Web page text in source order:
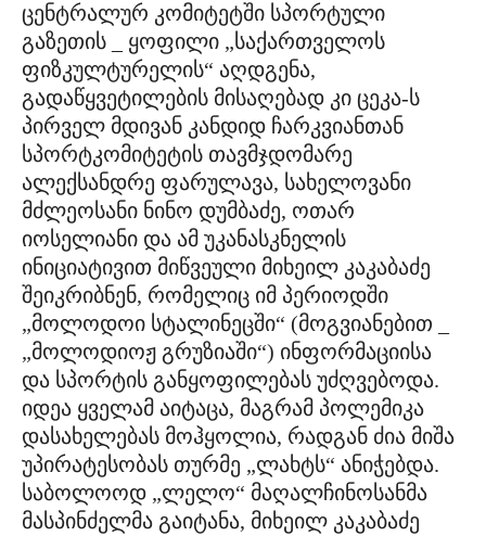
ცენტრალურ კომიტეტში სპორტული
გაზეთის _ ყოფილი „საქართველოს
ფიზკულტურელის“ აღდგენა,
გადაწყვეტილების მისაღებად კი ცეკა-ს
პირველ მდივან კანდიდ ჩარკვიანთან
სპორტკომიტეტის თავმჯდომარე
ალექსანდრე ფარულავა, სახელოვანი
მძლეოსანი ნინო დუმბაძე, ოთარ
იოსელიანი და ამ უკანასკნელის
ინიციატივით მიწვეული მიხეილ კაკაბაძე
შეიკრიბნენ, რომელიც იმ პერიოდში
„მოლოდოი სტალინეცში“ (მოგვიანებით _
„მოლოდიოჟ გრუზიაში“) ინფორმაციისა
და სპორტის განყოფილებას უძღვებოდა.
იდეა ყველამ აიტაცა, მაგრამ პოლემიკა
დასახელებას მოჰყოლია, რადგან ძია მიშა
უპირატესობას თურმე „ლახტს“ ანიჭებდა.
საბოლოოდ „ლელო“ მაღალჩინოსანმა
მასპინძელმა გაიტანა, მიხეილ კაკაბაძე